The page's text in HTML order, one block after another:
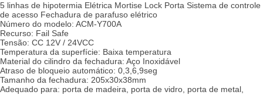
5 linhas de hipotermia Elétrica Mortise Lock Porta Sistema de controle
de acesso Fechadura de parafuso elétrico
Número do modelo: ACM-Y700A
Recurso: Fail Safe
Tensão: CC 12V / 24VCC
Temperatura da superfície: Baixa temperatura
Material do cilindro da fechadura: Aço Inoxidável
Atraso de bloqueio automático: 0,3,6,9seg
Tamanho da fechadura: 205x30x38mm
Adequado para: porta de madeira, porta de vidro, porta de metal,